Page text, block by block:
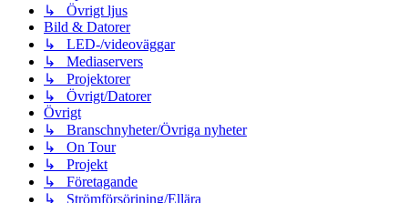
↳ Övrigt ljus
Bild & Datorer
↳ LED-/videoväggar
↳ Mediaservers
↳ Projektorer
↳ Övrigt/Datorer
Övrigt
↳ Branschnyheter/Övriga nyheter
↳ On Tour
↳ Projekt
↳ Företagande
↳ Strömförsörjning/Ellära